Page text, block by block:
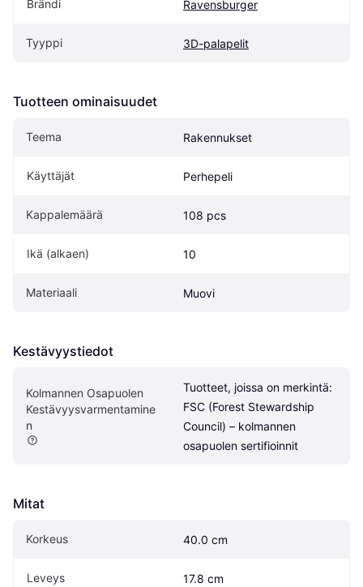
Brändi Ravensburger
Tyyppi 3D-palapelit
Tuotteen ominaisuudet
Teema Rakennukset
Käyttäjät Perhepeli
Kappalemäärä 108 pcs
Ikä (alkaen) 10
Materiaali Muovi
Kestävyystiedot
Kolmannen Osapuolen
Kestävyysvarmentamine
n
Tuotteet, joissa on merkintä:
FSC (Forest Stewardship
Council) – kolmannen
osapuolen sertifioinnit
Mitat
Korkeus 40.0 cm
Leveys 17.8 cm